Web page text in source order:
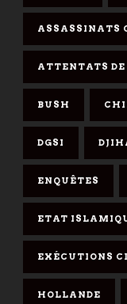
ASSASSINATS
ATTENTATS DE
BUSH
DGSI
ENQUÊTES
ETAT
EXÉCUTIONS
HOLLANDE